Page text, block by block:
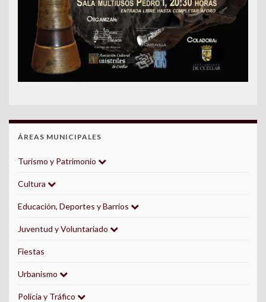
ÁREAS MUNICIPALES
Turismo y Patrimonio
Cultura
Educación, Deportes y Barrios
Juventud y Voluntariado
Fiestas
Urbanismo
Policía y Tráfico